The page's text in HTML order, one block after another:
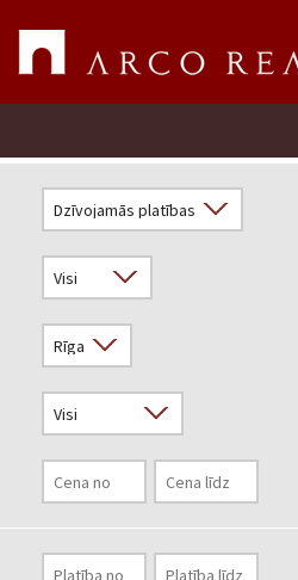
Novērtēt īpašumu
Uzņēmums
Pakalpojumi
Kontakti